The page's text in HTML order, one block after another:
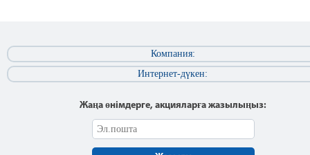
Компания:
Интернет-дүкен:
Жаңа өнімдерге, акцияларға жазылыңыз: